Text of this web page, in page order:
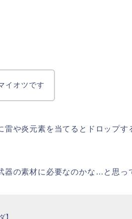
イオツです
雷や炎元素を当てるとドロップす
器の素材に必要なのかな…と思っ
】